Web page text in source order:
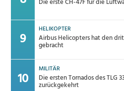
Die erste CH-47F für die
HELIKOPTER
Airbus Helicopters hat den
gebracht
MILITÄR
Die ersten Tornados des TLG
zurückgekehrt